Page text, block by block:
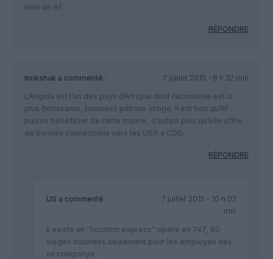
sein de AF…
RÉPONDRE
Inukshuk a commenté :
7 juillet 2015 - 8 h 32 min
L’Angola est l’un des pays d’Afrique dont l’économie est la
plus florissante, business pétrole oblige. Il est bon qu’AF
puisse bénéficier de cette manne, d’autant plus qu’elle offre
de bonnes connections vers les USA a CDG.
RÉPONDRE
US a commenté :
7 juillet 2015 - 10 h 02
min
Il existe un “houston express” operé en 747, 80
sieges business seulement pour les employés des
oil companys.